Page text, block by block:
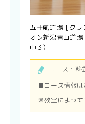
五十嵐道場 [クラ
オン新潟青山道
中３）
コース・料
■コース情報は
※教室によって